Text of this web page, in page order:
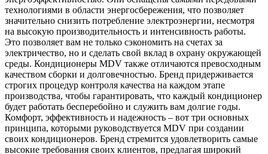
технологиями в области энергосбережения, что позволяет
значительно снизить потребление электроэнергии, несмотря
на высокую производительность и интенсивность работы.
Это позволяет вам не только сэкономить на счетах за
электричество, но и сделать свой вклад в охрану окружающей
среды. Кондиционеры MDV также отличаются превосходным
качеством сборки и долговечностью. Бренд придерживается
строгих процедур контроля качества на каждом этапе
производства, чтобы гарантировать, что каждый кондиционер
будет работать бесперебойно и служить вам долгие годы.
Комфорт, эффективность и надежность – вот три основных
принципа, которыми руководствуется MDV при создании
своих кондиционеров. Бренд стремится удовлетворить самые
высокие требования своих клиентов, предлагая широкий